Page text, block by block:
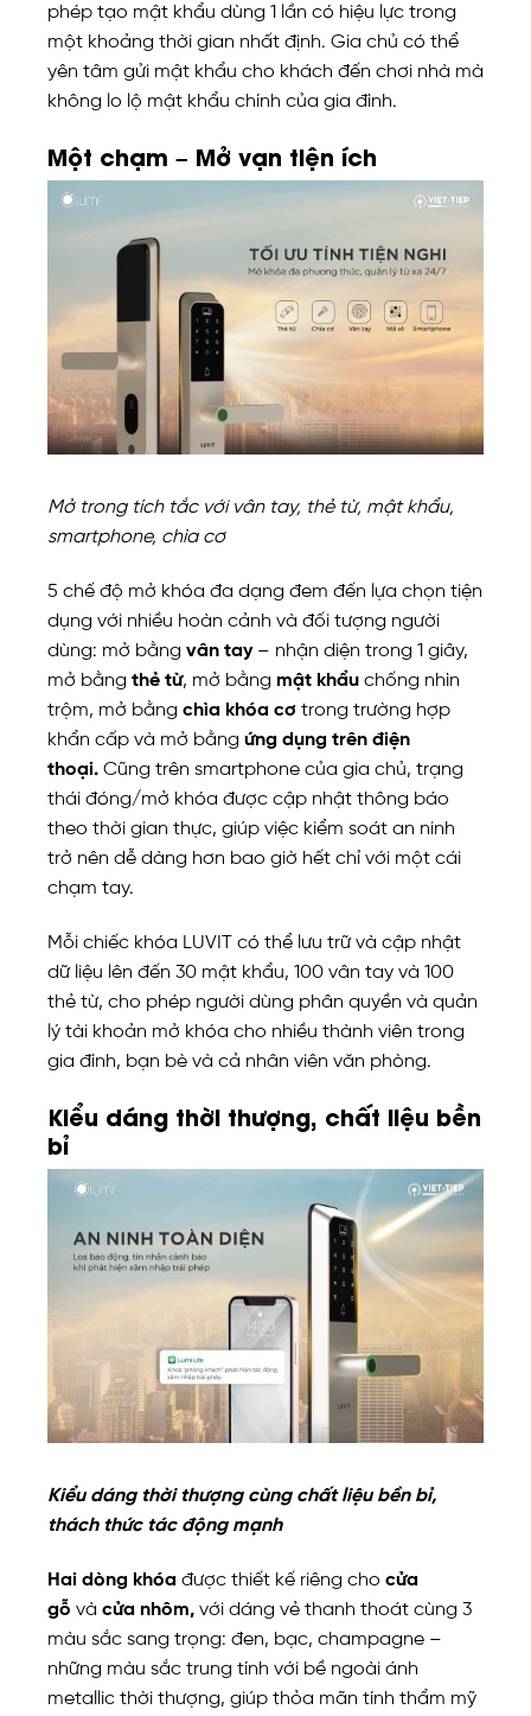
phép tạo mật khẩu dùng 1 lần có hiệu lực trong
một khoảng thời gian nhất định. Gia chủ có thể
yên tâm gửi mật khẩu cho khách đến chơi nhà mà
không lo lộ mật khẩu chính của gia đình.
Một chạm – Mở vạn tiện ích
Mở trong tích tắc với vân tay, thẻ từ, mật khẩu,
smartphone, chìa cơ
5 chế độ mở khóa đa dạng đem đến lựa chọn tiện
dụng với nhiều hoàn cảnh và đối tượng người
dùng: mở bằng vân tay – nhận diện trong 1 giây,
mở bằng thẻ từ, mở bằng mật khẩu chống nhìn
trộm, mở bằng chìa khóa cơ trong trường hợp
khẩn cấp và mở bằng ứng dụng trên điện
thoại. Cũng trên smartphone của gia chủ, trạng
thái đóng/mở khóa được cập nhật thông báo
theo thời gian thực, giúp việc kiểm soát an ninh
trở nên dễ dàng hơn bao giờ hết chỉ với một cái
chạm tay.
Mỗi chiếc khóa LUVIT có thể lưu trữ và cập nhật
dữ liệu lên đến 30 mật khẩu, 100 vân tay và 100
thẻ từ, cho phép người dùng phân quyền và quản
lý tài khoản mở khóa cho nhiều thành viên trong
gia đình, bạn bè và cả nhân viên văn phòng.
Kiểu dáng thời thượng, chất liệu bền
bỉ
Kiểu dáng thời thượng cùng chất liệu bền bỉ,
thách thức tác động mạnh
Hai dòng khóa được thiết kế riêng cho cửa
gỗ và cửa nhôm, với dáng vẻ thanh thoát cùng 3
màu sắc sang trọng: đen, bạc, champagne –
những màu sắc trung tính với bề ngoài ánh
metallic thời thượng, giúp thỏa mãn tính thẩm mỹ